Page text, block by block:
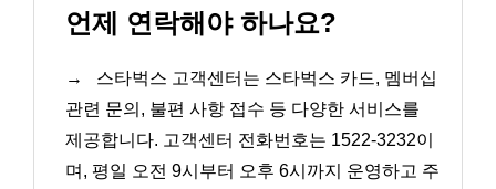
언제 연락해야 하나요?
→
스타벅스 고객센터는 스타벅스 카드, 멤버십
관련 문의, 불편 사항 접수 등 다양한 서비스를
제공합니다. 고객센터 전화번호는 1522-3232이
며, 평일 오전 9시부터 오후 6시까지 운영하고 주